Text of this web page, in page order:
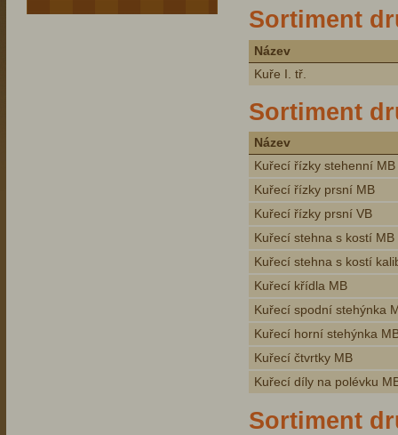
Sortiment
Název
Kuře I. tř.
Sortiment
Název
Kuřecí řízky stehenní MB
Kuřecí řízky prsní MB
Kuřecí řízky prsní VB
Kuřecí stehna s kostí MB
Kuřecí stehna s kostí
Kuřecí křídla MB
Kuřecí spodní stehýnka
Kuřecí horní stehýnka
Kuřecí čtvrtky MB
Kuřecí díly na polévku
Sortiment